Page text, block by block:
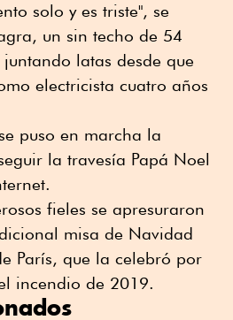
solo y es triste", se
un sin techo de 54
latas desde que
electricista cuatro años
puso en marcha la
la travesía Papá Noel
fieles se apresuraron
misa de Navidad
París, que la celebró por
incendio de 2019.